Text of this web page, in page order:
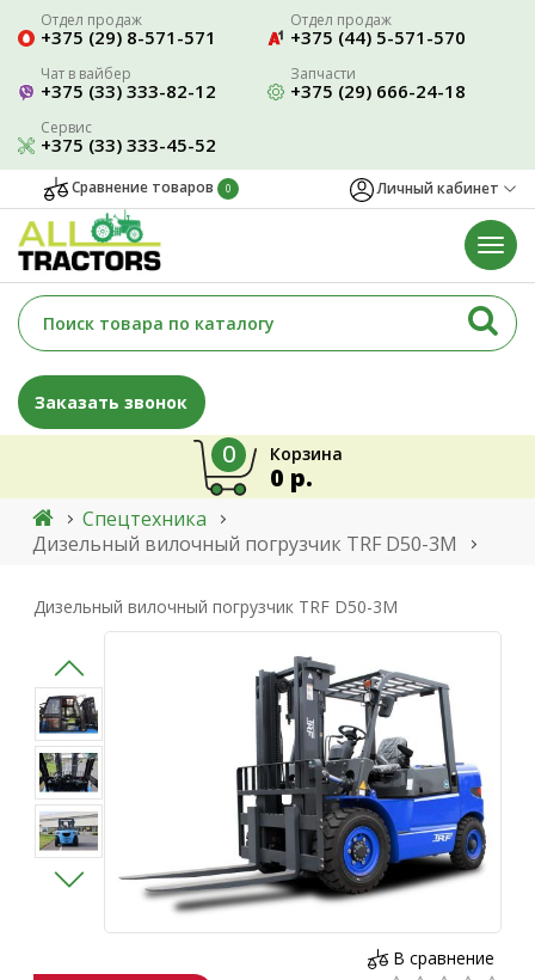
Отдел продаж
+375 (29) 8-571-571
Отдел продаж
+375 (44) 5-571-570
Чат в вайбер
+375 (33) 333-82-12
Запчасти
+375 (29) 666-24-18
Сервис
+375 (33) 333-45-52
Сравнение товаров 0 Личный кабинет
Заказать звонок
Корзина
0
0 р.
Спецтехника
Дизельный вилочный погрузчик TRF D50-3M
Дизельный вилочный погрузчик TRF D50-3M
В сравнение